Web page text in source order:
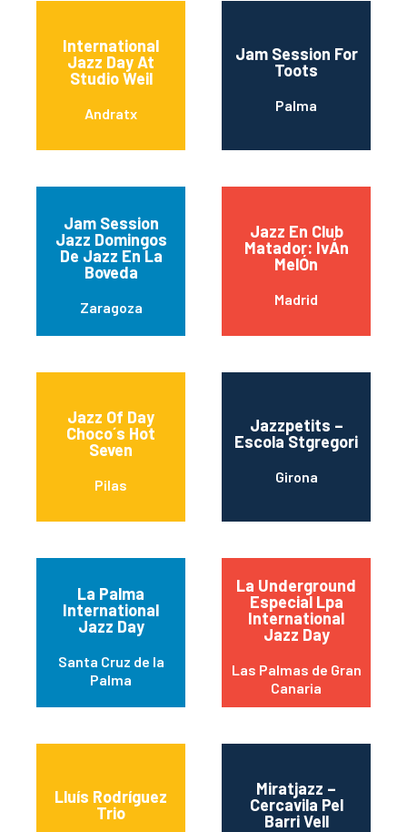
International
Jazz Day At
Studio Weil
Andratx
Jam Session For
Toots
Palma
Jam Session
Jazz Domingos
De Jazz En La
Boveda
Zaragoza
Jazz En Club
Matador: IvÁn
MelÓn
Madrid
Jazz Of Day
Choco´s Hot
Seven
Pilas
Jazzpetits –
Escola Stgregori
Girona
La Palma
International
Jazz Day
Santa Cruz de la
Palma
La Underground
Especial Lpa
International
Jazz Day
Las Palmas de Gran
Canaria
Lluís Rodríguez
Trio
Miratjazz –
Cercavila Pel
Barri Vell